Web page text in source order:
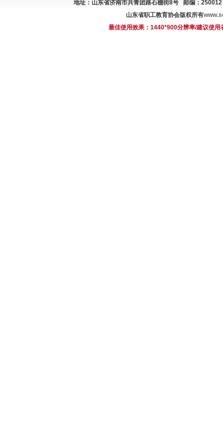
地址：山东省济南市共青团路石棚街8号 邮编：
山东省职工教育协会版权所有
最佳使用效果：1440*900分辨率/建议使